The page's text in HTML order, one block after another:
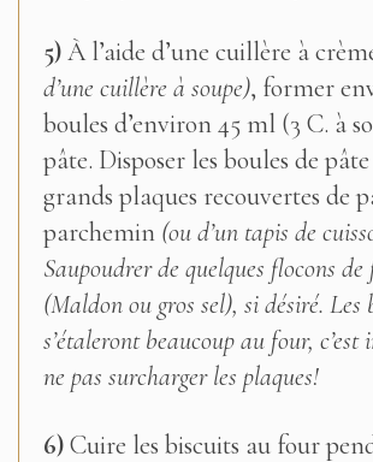
5)À l’aide d’une cuillère à
d’une cuillère à soupe), former
boules d’environ 45 ml (3 C. à
pâte. Disposer les boules de
grands plaques recouvertes de
parchemin (ou d’un tapis de
Saupoudrer de quelques flocons
(Maldon ou gros sel), si désiré. Les
s’étaleront beaucoup au four,
ne pas surcharger les plaques!
6)Cuire les biscuits au four